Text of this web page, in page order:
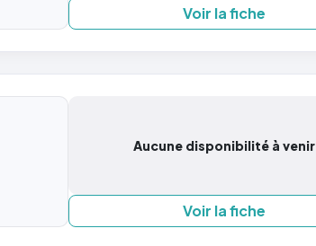
Voir la fiche
Aucune disponibilité à venir
Voir la fiche